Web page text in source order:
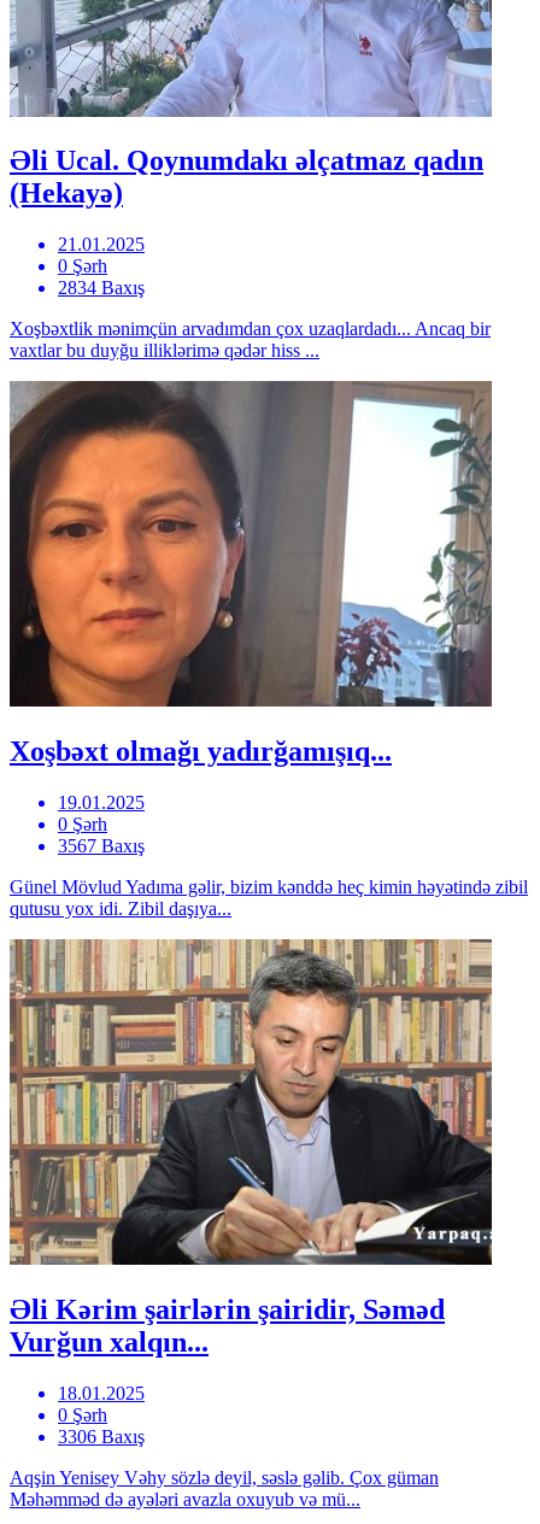
Əli Ucal. Qoynumdakı əlçatmaz qadın
(Hekayə)
21.01.2025
0 Şərh
2834 Baxış
Xoşbəxtlik mənimçün arvadımdan çox uzaqlardadı... Ancaq bir
vaxtlar bu duyğu illiklərimə qədər hiss ...
Xoşbəxt olmağı yadırğamışıq...
19.01.2025
0 Şərh
3567 Baxış
Günel Mövlud Yadıma gəlir, bizim kənddə heç kimin həyətində zibil
qutusu yox idi. Zibil daşıya...
Əli Kərim şairlərin şairidir, Səməd
Vurğun xalqın...
18.01.2025
0 Şərh
3306 Baxış
Aqşin Yenisey Vəhy sözlə deyil, səslə gəlib. Çox güman
Məhəmməd də ayələri avazla oxuyub və mü...